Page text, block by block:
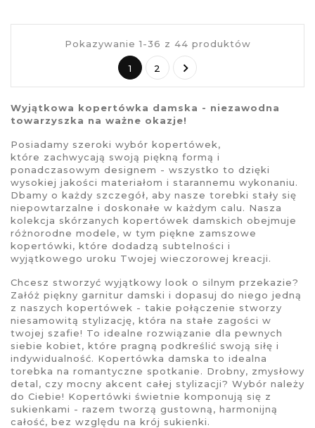
Pokazywanie 1-36 z 44 produktów
1 2 
Wyjątkowa kopertówka damska - niezawodna
towarzyszka na ważne okazje!
Posiadamy szeroki wybór kopertówek,
które zachwycają swoją piękną formą i
ponadczasowym designem - wszystko to dzięki
wysokiej jakości materiałom i starannemu wykonaniu.
Dbamy o każdy szczegół, aby nasze torebki stały się
niepowtarzalne i doskonałe w każdym calu. Nasza
kolekcja skórzanych kopertówek damskich obejmuje
różnorodne modele, w tym piękne zamszowe
kopertówki, które dodadzą subtelności i
wyjątkowego uroku Twojej wieczorowej kreacji.
Chcesz stworzyć wyjątkowy look o silnym przekazie?
Załóż piękny garnitur damski i dopasuj do niego jedną
z naszych kopertówek - takie połączenie stworzy
niesamowitą stylizację, która na stałe zagości w
twojej szafie! To idealne rozwiązanie dla pewnych
siebie kobiet, które pragną podkreślić swoją siłę i
indywidualność. Kopertówka damska to idealna
torebka na romantyczne spotkanie. Drobny, zmysłowy
detal, czy mocny akcent całej stylizacji? Wybór należy
do Ciebie! Kopertówki świetnie komponują się z
sukienkami - razem tworzą gustowną, harmonijną
całość, bez względu na krój sukienki.